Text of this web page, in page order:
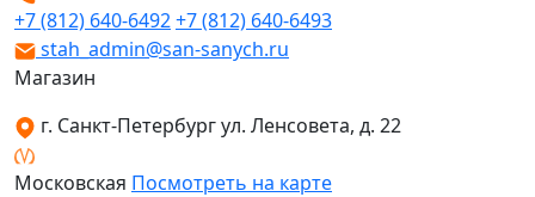
+7 (812) 640-6492+7 (812) 640-6493
stah_admin@san-sanych.ru
Магазин
г. Санкт-Петербург ул. Ленсовета, д. 22
Московская Посмотреть на карте